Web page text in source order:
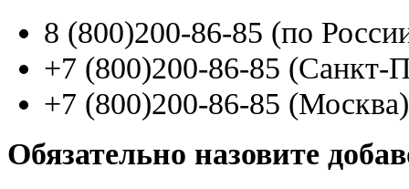
8 (800)200-86-85 (по
+7 (800)200-86-85 (Санкт-
+7 (800)200-86-85 (Москва)
Обязательно назовите